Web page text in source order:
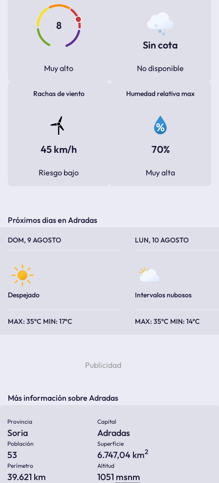
8
Muy alto
Sin cota
No disponible
Rachas de viento
45 km/h
Riesgo bajo
Humedad relativa max
70%
Muy alta
Próximos dias en Adradas
DOM, 9 AGOSTO
Despejado
35ºC 17ºC
LUN, 10 AGOSTO
Intervalos nubosos
35ºC 14ºC
Más información sobre Adradas
Provincia
Soria
Capital
Adradas
Población
53
Superficie
6.747,04 km2
Perímetro
39.621 km
Altitud
1051 msnm